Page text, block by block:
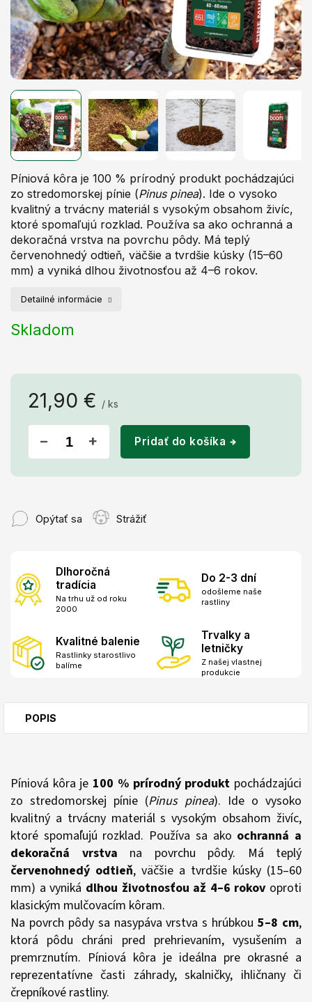
21,90 € / ks
Jednotková
Skladom
+
− Pridať do košíka
Píniová kôra je 100 % prírodný produkt pochádzajúci
zo stredomorskej pínie (Pinus pinea). Ide o vysoko
kvalitný a trvácny materiál s vysokým obsahom živíc,
ktoré spomaľujú rozklad. Používa sa ako ochranná a
dekoračná vrstva na povrchu pôdy. Má teplý
červenohnedý odtieň, väčšie a tvrdšie kúsky (15–60
mm) a vyniká dlhou životnosťou až 4–6 rokov.
Detailné informácie
Opýtať sa Strážiť
Dlhoročná
tradícia
Na trhu už od roku
2000
Do 2-3 dní
odošleme naše
rastliny
Kvalitné balenie
Rastlinky starostlivo
balíme
Trvalky a
letničky
Z našej vlastnej
produkcie
POPIS
Píniová kôra je 100 % prírodný produkt pochádzajúci
zo stredomorskej pínie (Pinus pinea). Ide o vysoko
kvalitný a trvácny materiál s vysokým obsahom živíc,
ktoré spomaľujú rozklad. Používa sa ako ochranná a
dekoračná vrstva na povrchu pôdy. Má teplý
červenohnedý odtieň, väčšie a tvrdšie kúsky (15–60
mm) a vyniká dlhou životnosťou až 4–6 rokov oproti
klasickým mulčovacím kôram.
Na povrch pôdy sa nasypáva vrstva s hrúbkou5–8 cm,
ktorá pôdu chráni pred prehrievaním, vysušením a
premrznutím. Píniová kôra je ideálna pre okrasné a
reprezentatívne časti záhrady, skalničky, ihličnany či
črepníkové rastliny.